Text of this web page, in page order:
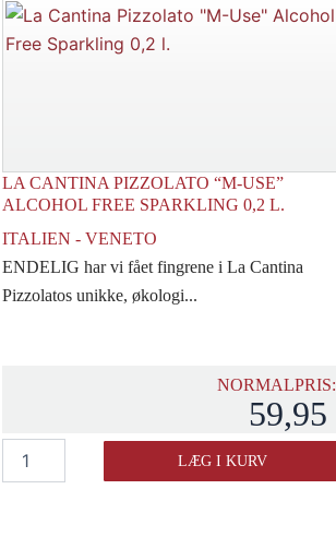
LA CANTINA PIZZOLATO “M-USE”
ALCOHOL FREE SPARKLING 0,2 L.
ITALIEN - VENETO
ENDELIG har vi fået fingrene i La Cantina
Pizzolatos unikke, økologi...
NORMALPRIS:
59,95
Cantina
LÆG I KURV